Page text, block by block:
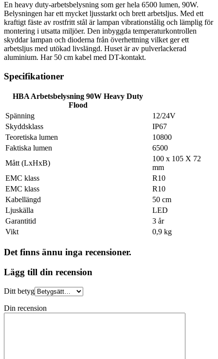
En heavy duty-arbetsbelysning som ger hela 6500 lumen, 90W.
Belysningen har ett mycket ljusstarkt och brett arbetsljus. Med ett
kraftigt fäste av rostfritt stål är lampan vibrationstålig och lämplig för
montering i utsatta miljöer. Den inbyggda temperaturkontrollen
skyddar lampan och dioderna från överhettning vilket ger ett
arbetsljus med utökad livslängd. Huset är av pulverlackerad
aluminium. Har 50 cm kabel med DT-kontakt.
Specifikationer
HBA Arbetsbelysning 90W Heavy Duty
Flood
Spänning
12/24V
Skyddsklass
IP67
Teoretiska lumen
10800
Faktiska lumen
6500
Mått (LxHxB)
100 x 105 X 72
mm
EMC klass
R10
EMC klass
R10
Kabellängd
50 cm
Ljuskälla
LED
Garantitid
3 år
Vikt
0,9 kg
Det finns ännu inga recensioner.
Lägg till din recension
Ditt betyg
Din recension